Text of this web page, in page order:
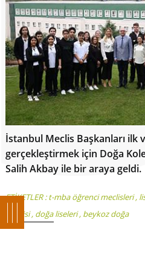
İstanbul Meclis Başkanları ilk
gerçekleştirmek için Doğa
Salih Akbay ile bir araya geldi.
ETİKETLER :t-mba öğrenci meclisleri,
meclisi, doğa liseleri, beykoz doğa